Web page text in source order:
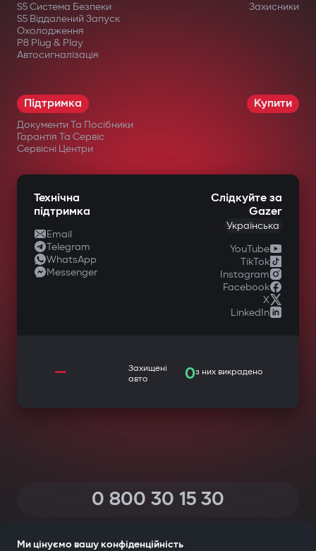
S5 Система Безпеки
S5 Віддалений Запуск
Охолодження
P8 Plug & Play
Автосигналізація
Захисники
Підтримка
Документи Та Посібники
Гарантія Та Сервіс
Сервісні Центри
Купити
Технічна
підтримка
Email
Telegram
WhatsApp
Messenger
Слідкуйте за
Gazer
Українська
YouTube
TikTok
Instagram
Facebook
X
LinkedIn
—
Захищені
авто
0з них викрадено
0 800 30 15 30
Ми цінуємо вашу конфіденційність